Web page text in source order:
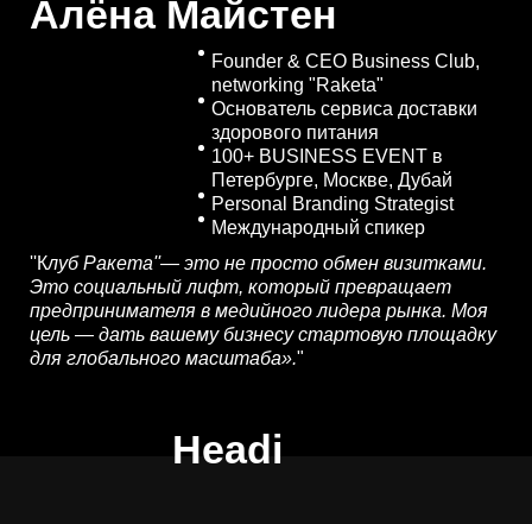
Алёна Майстен
Founder & CEO Business Club,
networking "Raketa"
Основатель сервиса доставки
здорового питания
100+ BUSINESS EVENT в
Петербурге, Москве, Дубай
Personal Branding Strategist
Международный спикер
''Клуб Ракета''— это не просто обмен визитками.
Это социальный лифт, который превращает
предпринимателя в медийного лидера рынка. Моя
цель — дать вашему бизнесу стартовую площадку
для глобального масштаба»."
Headi